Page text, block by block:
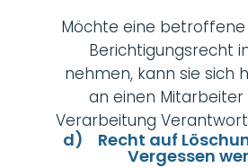
Möchte eine betroffene
Berichtigungsrecht
nehmen, kann sie sich
an einen Mitarbeiter
Verarbeitung
d) Recht auf
Vergessen